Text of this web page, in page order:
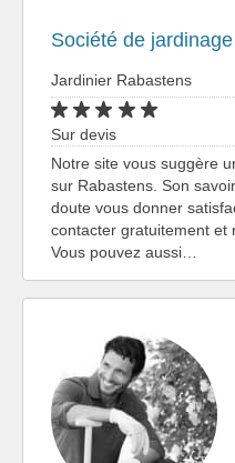
Société de jardinage
Jardinier Rabastens
Sur devis
Notre site vous suggère
sur Rabastens. Son
doute vous donner
contacter gratuitement et
Vous pouvez aussi…